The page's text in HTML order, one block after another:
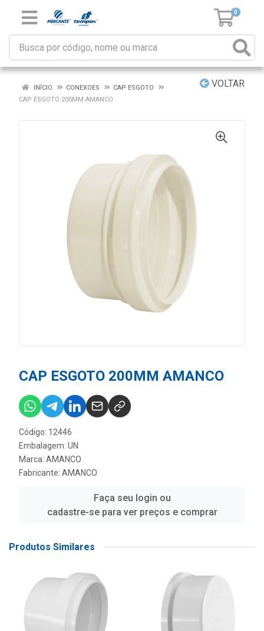
0
VOLTAR
INÍCIO CONEXOES
CAP ESGOTO
CAP ESGOTO 200MM AMANCO
CAP ESGOTO 200MM AMANCO
Código: 12446
Embalagem: UN
Marca: AMANCO
Fabricante: AMANCO
Faça seu login ou
cadastre-se para ver preços e comprar
Produtos Similares